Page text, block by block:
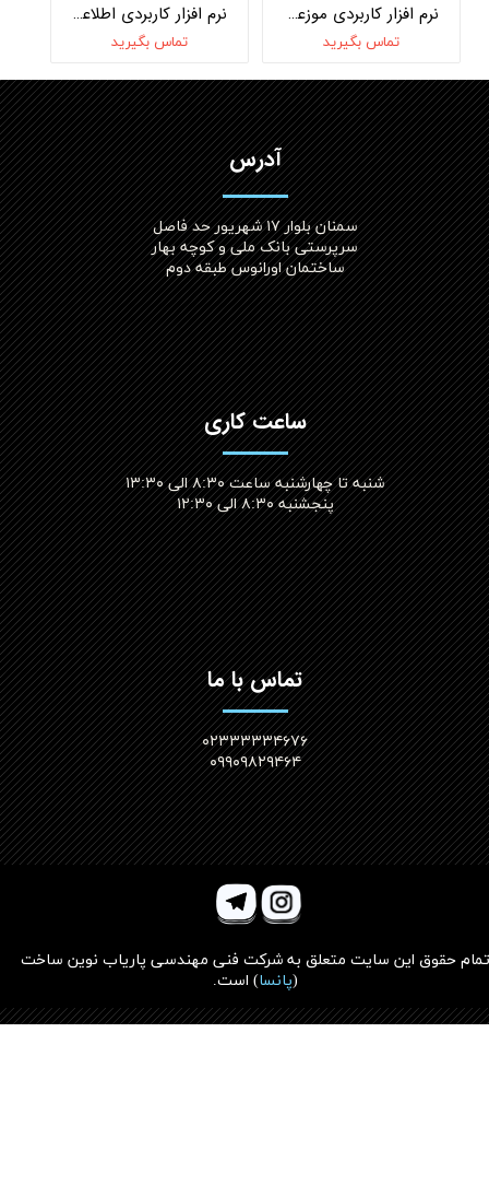
نرم افزار کاربردی اطلاعات جغرافیایی GIS
تماس بگیرید
نرم افزار کاربردی موزعین آنلاین‌
تماس بگیرید
آدرس
سمنان بلوار ۱۷ شهریور حد فاصل
سرپرستی بانک ملی و کوچه بهار
ساختمان اورانوس طبقه دوم
ساعت کاری
شنبه تا چهارشنبه ساعت ۸:۳۰ الی ۱۳:۳۰
پنجشنبه ۸:۳۰ الی ۱۲:۳۰​​​​​​​
تماس با ما
۰۲۳۳۳۳۳۴۶۷۶
۰۹۹۰۹۸۲۹۴۶۴
تمام حقوق این سایت متعلق به شرکت فنی مهندسی پاریاب نوین ساخت
(پانسا) است.